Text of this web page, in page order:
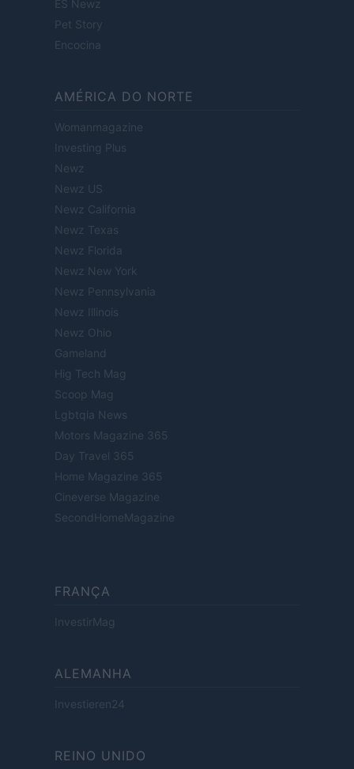
ES Newz
Pet Story
Encocina
AMÉRICA DO NORTE
Womanmagazine
Investing Plus
Newz
Newz US
Newz California
Newz Texas
Newz Florida
Newz New York
Newz Pennsylvania
Newz Illinois
Newz Ohio
Gameland
Hig Tech Mag
Scoop Mag
Lgbtqia News
Motors Magazine 365
Day Travel 365
Home Magazine 365
Cineverse Magazine
SecondHomeMagazine
FRANÇA
InvestirMag
ALEMANHA
Investieren24
REINO UNIDO